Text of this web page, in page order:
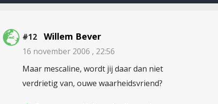
#12 Willem Bever
16 november 2006 , 22:56
Maar mescaline, wordt jij daar dan niet
verdrietig van, ouwe waarheidsvriend?